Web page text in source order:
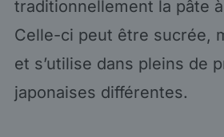
traditionnellement la pâte
Celle-ci peut être sucrée,
et s’utilise dans pleins de
japonaises différentes.